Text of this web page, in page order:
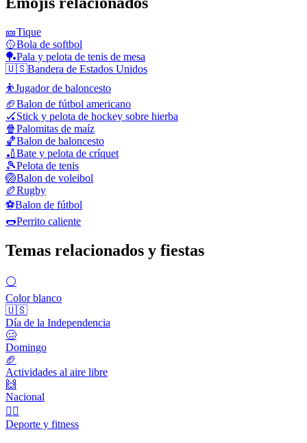
🎫Tique
🥎Bola de softbol
🏓Pala y pelota de tenis de mesa
🇺🇸Bandera de Estados Unidos
⛹️Jugador de baloncesto
🏈Balon de fútbol americano
🏑Stick y pelota de hockey sobre hierba
🍿Palomitas de maíz
🏀Balon de baloncesto
🏏Bate y pelota de críquet
🎾Pelota de tenis
🏐Balon de voleibol
🏉Rugby
⚽Balon de fútbol
🌭Perrito caliente
Temas relacionados y fiestas
⚪
Color blanco
🇺🇸
Día de la Independencia
🥴
Domingo
🏈
Actividades al aire libre
🙌
Nacional
🤾‍♀️
Deporte y fitness